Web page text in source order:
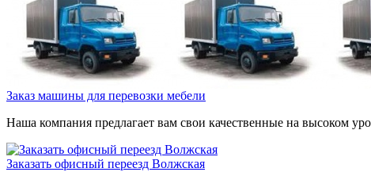
Заказ машины для перевозки мебели
Наша компания предлагает вам свои качественные на высоком
Заказать офисный переезд Волжская